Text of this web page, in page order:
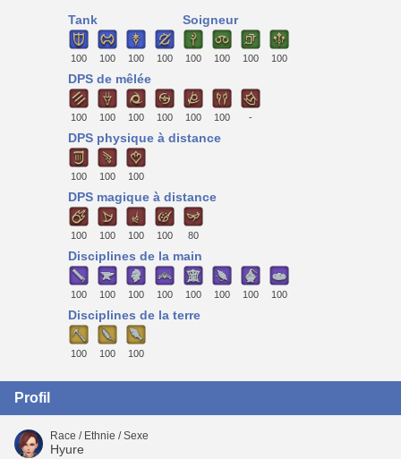
Tank
100 100 100 100
Soigneur
100 100 100 100
DPS de mêlée
100 100 100 100 100 100 -
DPS physique à distance
100 100 100
DPS magique à distance
100 100 100 100 80
Disciplines de la main
100 100 100 100 100 100 100 100
Disciplines de la terre
100 100 100
Profil
Race / Ethnie / Sexe
Hyure